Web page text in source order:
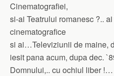
Cinematografiei,
si-ai Teatrului romanesc ?..
cinematografice
si ai…Televiziunii de maine,
iesit pana acum, dupa dec.
Domnului,.. cu ochiul liber !…